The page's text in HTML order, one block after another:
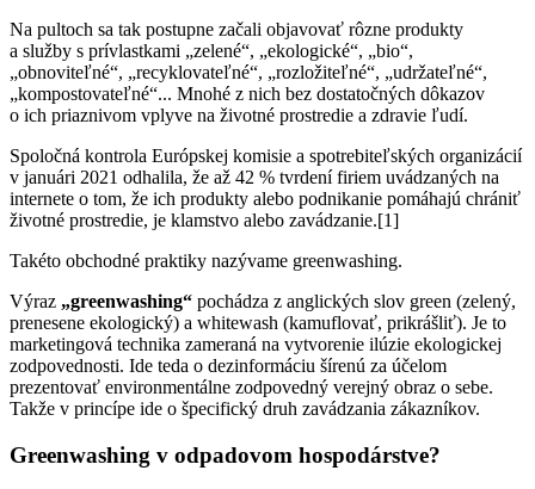
Na pultoch sa tak postupne začali objavovať rôzne produkty
a služby s prívlastkami „zelené“, „ekologické“, „bio“,
„obnoviteľné“, „recyklovateľné“, „rozložiteľné“, „udržateľné“,
„kompostovateľné“... Mnohé z nich bez dostatočných dôkazov
o ich priaznivom vplyve na životné prostredie a zdravie ľudí.
Spoločná kontrola Európskej komisie a spotrebiteľských organizácií
v januári 2021 odhalila, že až 42 % tvrdení firiem uvádzaných na
internete o tom, že ich produkty alebo podnikanie pomáhajú chrániť
životné prostredie, je klamstvo alebo zavádzanie.[1]
Takéto obchodné praktiky nazývame greenwashing.
Výraz „greenwashing“ pochádza z anglických slov green (zelený,
prenesene ekologický) a whitewash (kamuflovať, prikrášliť). Je to
marketingová technika zameraná na vytvorenie ilúzie ekologickej
zodpovednosti. Ide teda o dezinformáciu šírenú za účelom
prezentovať environmentálne zodpovedný verejný obraz o sebe.
Takže v princípe ide o špecifický druh zavádzania zákazníkov.
Greenwashing v odpadovom hospodárstve?